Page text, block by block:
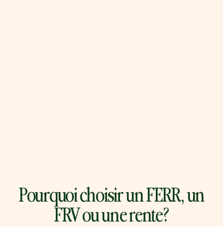
Pourquoi choisir un FERR, un
FRV ou une rente?